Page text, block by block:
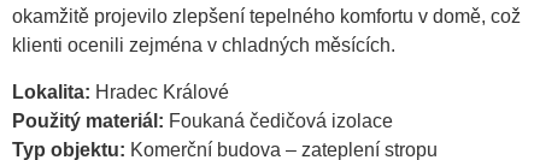
okamžitě projevilo zlepšení tepelného komfortu v domě, což
klienti ocenili zejména v chladných měsících.
Lokalita: Hradec Králové
Použitý materiál: Foukaná čedičová izolace
Typ objektu: Komerční budova – zateplení stropu